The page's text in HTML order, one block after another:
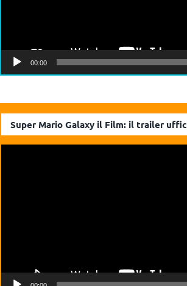
Super Mario Galaxy il Film: il trailer
Video
Player